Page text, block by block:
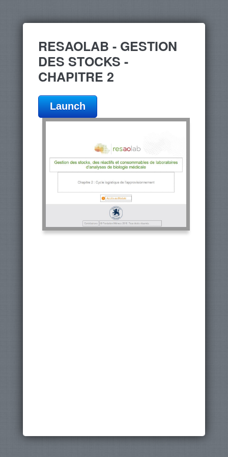
RESAOLAB - GESTION
DES STOCKS -
CHAPITRE 2
Launch